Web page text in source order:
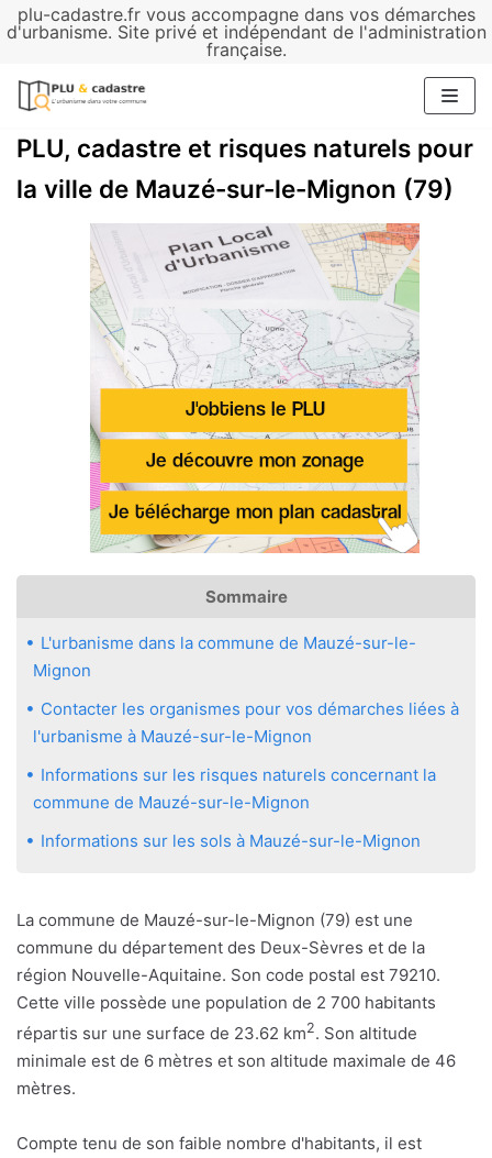
plu-cadastre.fr vous accompagne dans vos démarches
d'urbanisme. Site privé et indépendant de l'administration
française.
Aller
contenu
PLU, cadastre et risques naturels pour
la ville de Mauzé-sur-le-Mignon (79)
Sommaire
L'urbanisme dans la commune de Mauzé-sur-le-
Mignon
Contacter les organismes pour vos démarches liées à
l'urbanisme à Mauzé-sur-le-Mignon
Informations sur les risques naturels concernant la
commune de Mauzé-sur-le-Mignon
Informations sur les sols à Mauzé-sur-le-Mignon
La commune de Mauzé-sur-le-Mignon (79) est une
commune du département des Deux-Sèvres et de la
région Nouvelle-Aquitaine. Son code postal est 79210.
Cette ville possède une population de 2 700 habitants
répartis sur une surface de 23.62 km2. Son altitude
minimale est de 6 mètres et son altitude maximale de 46
mètres.
Compte tenu de son faible nombre d'habitants, il est